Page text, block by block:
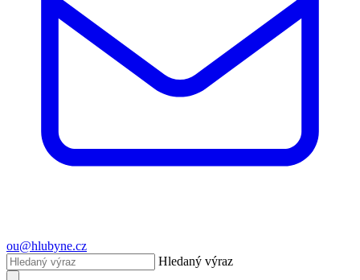
ou@hlubyne.cz
Hledaný výraz